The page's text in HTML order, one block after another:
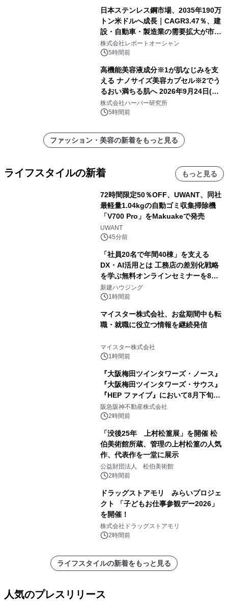
日本ステンレス鋼市場、2035年190万
トン米ドルへ成長｜CAGR3.47％、建
設・自動車・製造業の需要拡大が市場
を牽引
株式会社レポートオーシャン
5時間前
高機能美容液成分※1が肌なじみを支
える ナノサイズ美容カプセル※2でう
るおい満ちる肌へ 2026年9月24日(木)
よりリニューアル新発売 『ディープモ
イストセラム』
株式会社ハーバー研究所
5時間前
ファッション・美容の新着をもっと見る
ライフスタイルの新着 もっと見る
72時間限定50％OFF、UWANT、同社
最軽量1.04kgの自動ゴミ収集掃除機
「V700 Pro」をMakuakeで発売
UWANT
45分前
「社員20名で年間40棟」を支える
DX・AI活用とは 工務店の差別化戦略
を学ぶ無料オンラインセミナーを8月
20日に開催
新建ハウジング
1時間前
マイスター株式会社、お盆期間中も転
職・就職に役立つ情報を継続発信
マイスター株式会社
1時間前
『大阪梅田ツインタワーズ・ノース』
『大阪梅田ツインタワーズ・サウス』
『HEP ファイブ』において8月下旬か
ら 「オフサイト型コーポレートPPA」
による 再生可能エネルギー電力の使用
阪急阪神不動産株式会社
2時間前
「没後25年 上村松篁展」を開催 松
伯美術館所蔵、管理の上村松篁の人気
作、代表作を一堂に展示
公益財団法人 松伯美術館
2時間前
ドラッグストアモリ みらいプロジェ
クト 「子どもお仕事参観デー2026」
を開催！
株式会社ドラッグストアモリ
2時間前
ライフスタイルの新着をもっと見る
人気のプレスリリース